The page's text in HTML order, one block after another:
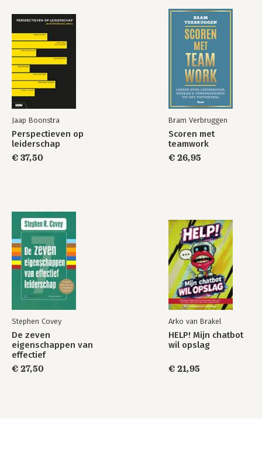
Bekijk alle boeken
Jaap Boonstra
Perspectieven op
leiderschap
€ 37,50
Bram Verbruggen
Scoren met
teamwork
€ 26,95
Stephen Covey
De zeven
eigenschappen van
effectief
leiderschap
€ 27,50
Arko van Brakel
HELP! Mijn chatbot
wil opslag
€ 21,95